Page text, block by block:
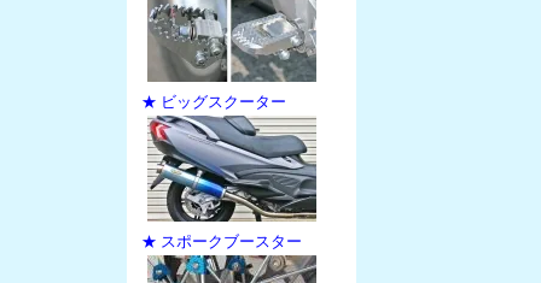
★ ビッグスクーター
★ スポークブースター